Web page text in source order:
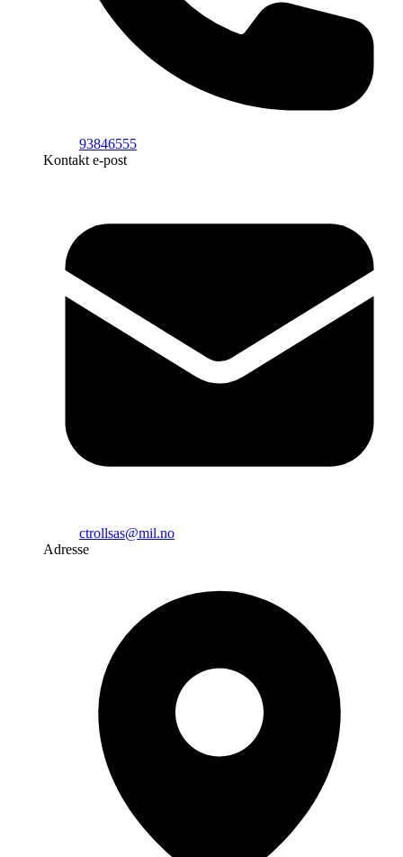
93846555
Kontakt e-post
ctrollsas@mil.no
Adresse